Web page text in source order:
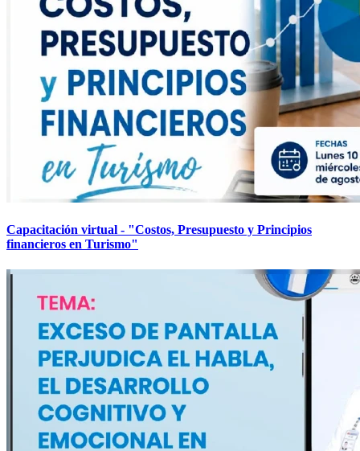
Capacitación virtual - "Costos, Presupuesto y Principios
financieros en Turismo"